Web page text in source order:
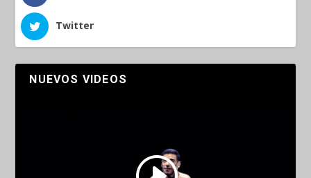
Twitter
NUEVOS VIDEOS